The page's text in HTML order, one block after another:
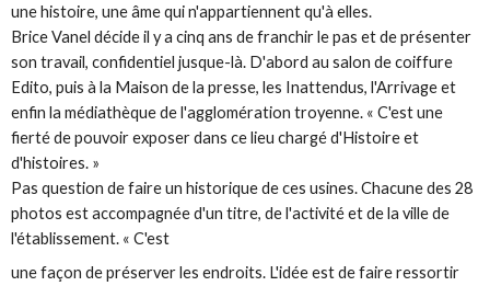
une histoire, une âme qui n'appartiennent qu'à elles.
Brice Vanel décide il y a cinq ans de franchir le pas et de présenter
son travail, confidentiel jusque-là. D'abord au salon de coiffure
Edito, puis à la Maison de la presse, les Inattendus, l'Arrivage et
enfin la médiathèque de l'agglomération troyenne. « C'est une
fierté de pouvoir exposer dans ce lieu chargé d'Histoire et
d'histoires. »
Pas question de faire un historique de ces usines. Chacune des 28
photos est accompagnée d'un titre, de l'activité et de la ville de
l'établissement. « C'est
une façon de préserver les endroits. L'idée est de faire ressortir